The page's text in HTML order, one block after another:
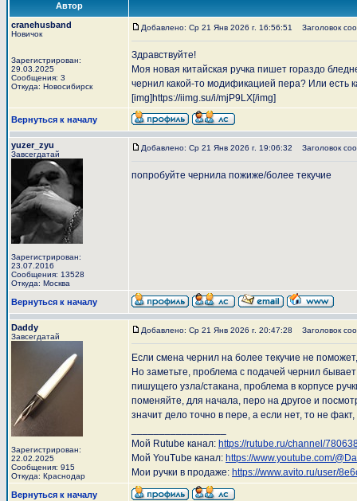
Автор
cranehusband
Новичок
Зарегистрирован:
29.03.2025
Сообщения: 3
Откуда: Новосибирск
Добавлено: Ср 21 Янв 2026 г. 16:56:51 Заголовок
Здравствуйте!
Моя новая китайская ручка пишет гораздо
чернил какой-то модификацией пера? Или есть
[img]https://iimg.su/i/mjP9LX[/img]
Вернуться к началу
yuzer_zyu
Завсегдатай
Зарегистрирован:
23.07.2016
Сообщения: 13528
Откуда: Москва
Добавлено: Ср 21 Янв 2026 г. 19:06:32 Заголовок
попробуйте чернила пожиже/более текучие
Вернуться к началу
Daddy
Завсегдатай
Зарегистрирован:
22.02.2025
Сообщения: 915
Откуда: Краснодар
Добавлено: Ср 21 Янв 2026 г. 20:47:28 Заголовок
Если смена чернил на более текучие не
Но заметьте, проблема с подачей чернил
пишущего узла/стакана, проблема в корпусе
поменяйте, для начала, перо на другое и
значит дело точно в пере, а если нет, то не
Мой Rutube канал: https://rutube.ru/channel/
Мой YouTube канал: https://www.youtube.com/
Мои ручки в продаже: https://www.avito.ru/user/
Вернуться к началу